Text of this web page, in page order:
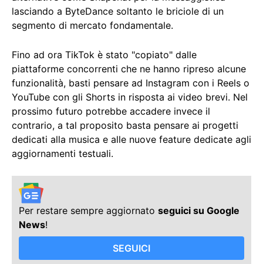
lasciando a ByteDance soltanto le briciole di un
segmento di mercato fondamentale.
Fino ad ora TikTok è stato "copiato" dalle
piattaforme concorrenti che ne hanno ripreso alcune
funzionalità, basti pensare ad Instagram con i Reels o
YouTube con gli Shorts in risposta ai video brevi. Nel
prossimo futuro potrebbe accadere invece il
contrario, a tal proposito basta pensare ai progetti
dedicati alla musica e alle nuove feature dedicate agli
aggiornamenti testuali.
Per restare sempre aggiornato seguici su Google
News!
SEGUICI